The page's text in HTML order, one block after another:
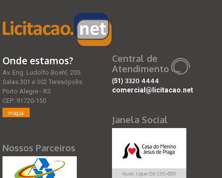
Onde estamos?
Av. Eng. Ludolfo Boehl, 205
Salas 301 e 302 Teresópolis
Porto Alegre - RS
CEP: 91720-150
mapa
Nossos Parceiros
Central de
Atendimento
(51) 3320 4444
comercial@licitacao.net
Janela Social